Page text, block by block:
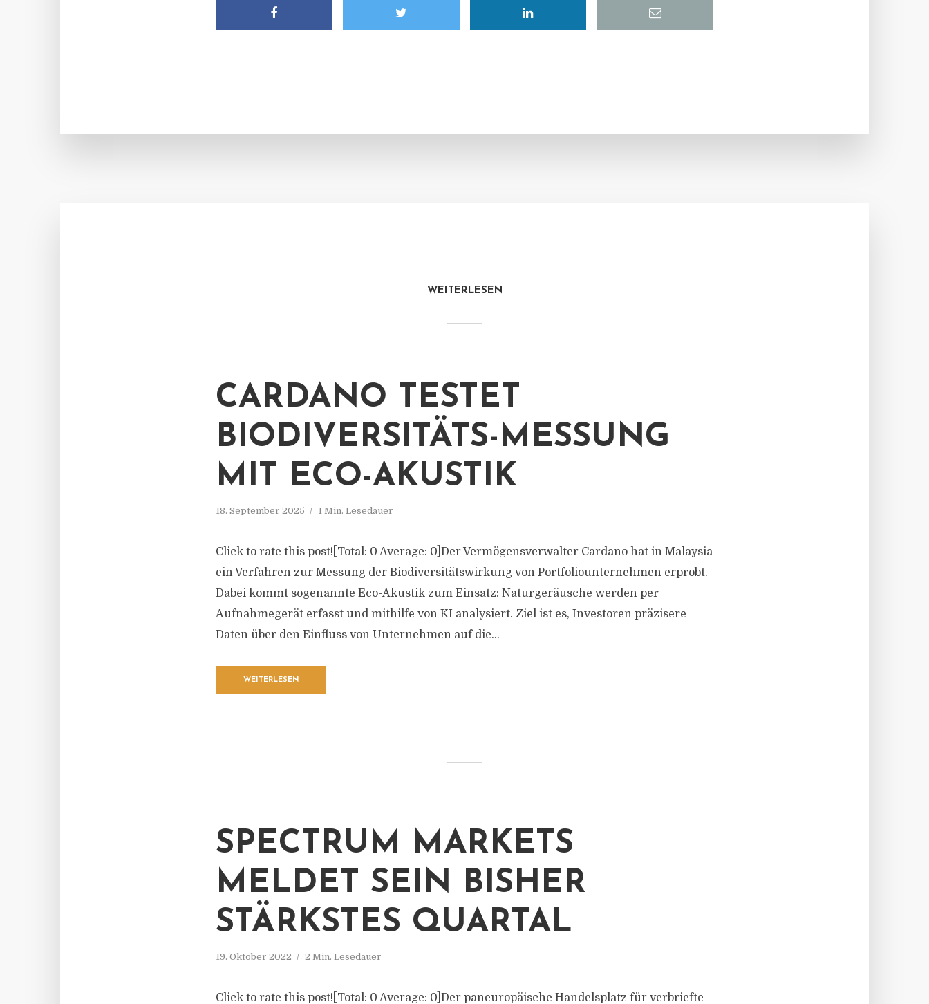
WEITERLESEN
CARDANO TESTET
BIODIVERSITÄTS-MESSUNG
MIT ECO-AKUSTIK
18. September 2025 1 Min. Lesedauer
Click to rate this post![Total: 0 Average: 0]Der Vermögensverwalter Cardano hat in Malaysia
ein Verfahren zur Messung der Biodiversitätswirkung von Portfoliounternehmen erprobt.
Dabei kommt sogenannte Eco-Akustik zum Einsatz: Naturgeräusche werden per
Aufnahmegerät erfasst und mithilfe von KI analysiert. Ziel ist es, Investoren präzisere
Daten über den Einfluss von Unternehmen auf die...
WEITERLESEN
SPECTRUM MARKETS
MELDET SEIN BISHER
STÄRKSTES QUARTAL
19. Oktober 2022 2 Min. Lesedauer
Click to rate this post![Total: 0 Average: 0]Der paneuropäische Handelsplatz für verbriefte